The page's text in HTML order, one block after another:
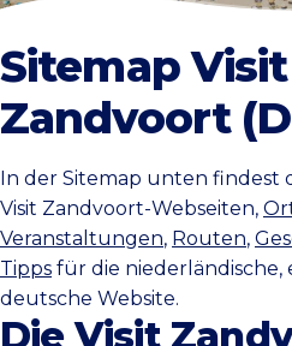
Sitemap Visit
Zandvoort
In der Sitemap unten findest
Visit Zandvoort-Webseiten,
Veranstaltungen, Routen,
Tipps für die niederländische,
deutsche Website.
Die Visit